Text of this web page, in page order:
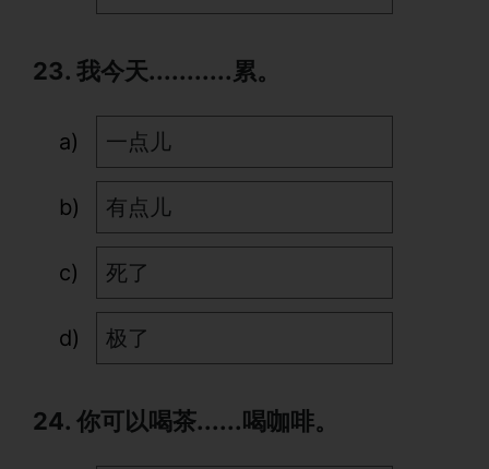
23. 我今天...........累。
一点儿
有点儿
死了
极了
24. 你可以喝茶......喝咖啡。